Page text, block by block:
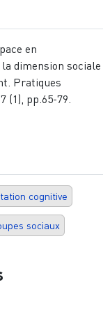
en
dimension sociale
Pratiques
(1), pp.65-79.
cognitive
sociaux